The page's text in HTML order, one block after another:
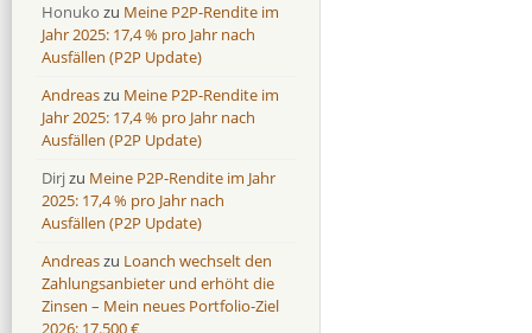
Honuko zu Meine P2P-Rendite im
Jahr 2025: 17,4 % pro Jahr nach
Ausfällen (P2P Update)
Andreaszu Meine P2P-Rendite im
Jahr 2025: 17,4 % pro Jahr nach
Ausfällen (P2P Update)
Dirjzu Meine P2P-Rendite im Jahr
2025: 17,4 % pro Jahr nach
Ausfällen (P2P Update)
Andreaszu Loanch wechselt den
Zahlungsanbieter und erhöht die
Zinsen – Mein neues Portfolio-Ziel
2026: 17.500 €